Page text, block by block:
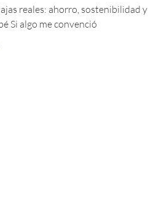
reales: ahorro, sostenibilidad y
Si algo me convenció